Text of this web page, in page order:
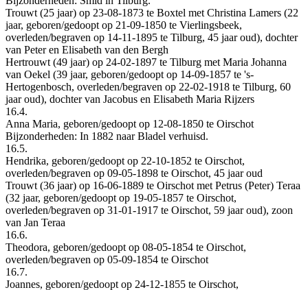
Trouwt (25 jaar) op 23-08-1873 te Boxtel met Christina Lamers (22
jaar, geboren/gedoopt op 21-09-1850 te Vierlingsbeek,
overleden/begraven op 14-11-1895 te Tilburg, 45 jaar oud), dochter
van Peter en Elisabeth van den Bergh
Hertrouwt (49 jaar) op 24-02-1897 te Tilburg met Maria Johanna
van Oekel (39 jaar, geboren/gedoopt op 14-09-1857 te 's-
Hertogenbosch, overleden/begraven op 22-02-1918 te Tilburg, 60
jaar oud), dochter van Jacobus en Elisabeth Maria Rijzers
16.4.
Anna Maria, geboren/gedoopt op 12-08-1850 te Oirschot
Bijzonderheden: In 1882 naar Bladel verhuisd.
16.5.
Hendrika, geboren/gedoopt op 22-10-1852 te Oirschot,
overleden/begraven op 09-05-1898 te Oirschot, 45 jaar oud
Trouwt (36 jaar) op 16-06-1889 te Oirschot met Petrus (Peter) Teraa
(32 jaar, geboren/gedoopt op 19-05-1857 te Oirschot,
overleden/begraven op 31-01-1917 te Oirschot, 59 jaar oud), zoon
van Jan Teraa
16.6.
Theodora, geboren/gedoopt op 08-05-1854 te Oirschot,
overleden/begraven op 05-09-1854 te Oirschot
16.7.
Joannes, geboren/gedoopt op 24-12-1855 te Oirschot,